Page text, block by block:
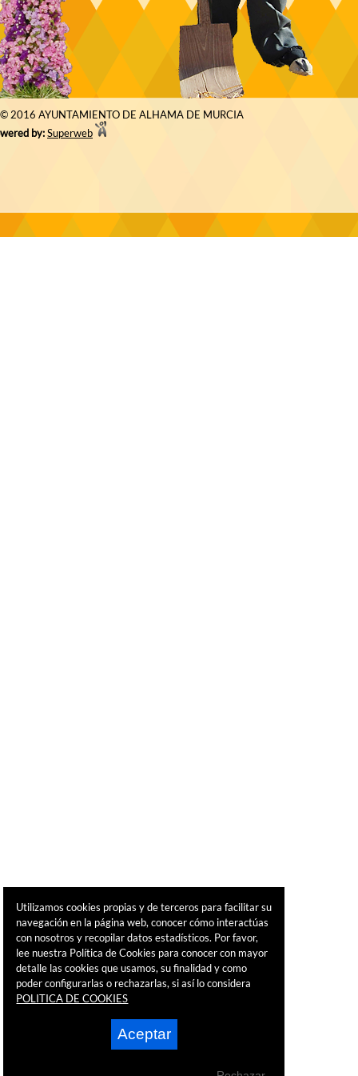
© 2016 AYUNTAMIENTO DE ALHAMA DE MURCIA
by:Superweb
Utilizamos cookies propias y de terceros para facilitar su
navegación en la página web, conocer cómo interactúas
con nosotros y recopilar datos estadísticos. Por favor,
lee nuestra Política de Cookies para conocer con mayor
detalle las cookies que usamos, su finalidad y como
poder configurarlas o rechazarlas, si así lo considera
POLITICA DE COOKIES
Aceptar